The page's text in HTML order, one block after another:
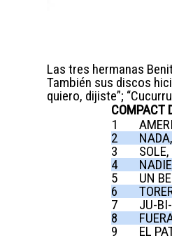
Las tres hermanas
También sus discos
quiero, dijiste”;
COMPACT
1
2
3
4
NADIE
5
UN
6
7
JU-
8
9
EL